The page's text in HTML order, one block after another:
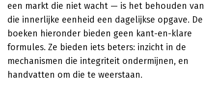
een markt die niet wacht — is het behouden van
die innerlijke eenheid een dagelijkse opgave. De
boeken hieronder bieden geen kant-en-klare
formules. Ze bieden iets beters: inzicht in de
mechanismen die integriteit ondermijnen, en
handvatten om die te weerstaan.